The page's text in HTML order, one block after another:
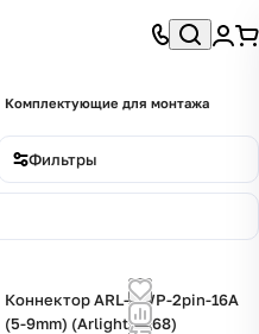
Комплектующие для монтажа
Фильтры
Коннектор ARL-CWP-2pin-16A
(5-9mm) (Arlight, IP68)